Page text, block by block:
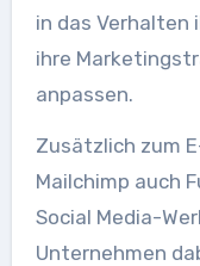
in das Verhalten
ihre
anpassen.
Zusätzlich zum
Mailchimp auch
Social Media-
Unternehmen